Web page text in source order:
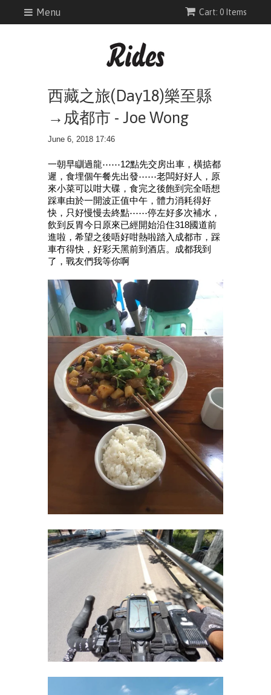
Menu Cart: 0 Items
西藏之旅(Day18)樂至縣
→成都市 - Joe Wong
June 6, 2018 17:46
一朝早瞓過龍⋯⋯12點先交房出車，橫掂都
遲，食埋個午餐先出發⋯⋯老闆好好人，原
來小菜可以咁大碟，食完之後飽到完全唔想
踩車由於一開波正值中午，體力消耗得好
快，只好慢慢去終點⋯⋯停左好多次補水，
飲到反胃今日原來已經開始沿住318國道前
進啦，希望之後唔好咁熱啦踏入成都市，踩
車冇得快，好彩天黑前到酒店。成都我到
了，戰友們我等你啊